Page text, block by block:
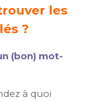
les
?
(bon) mot-
à quoi